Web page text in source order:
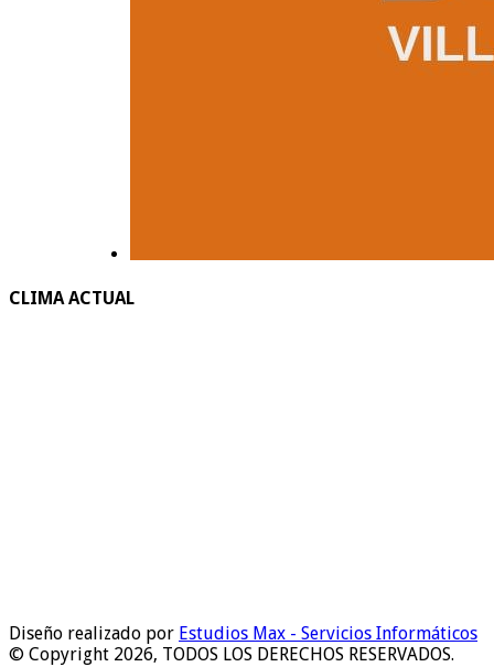
CLIMA ACTUAL
Diseño realizado por Estudios Max - Servicios Informáticos
© Copyright 2026, TODOS LOS DERECHOS RESERVADOS.